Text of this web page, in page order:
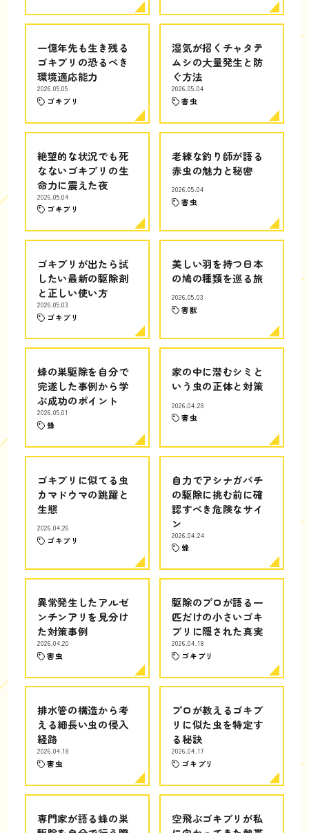
一億年先も生き残る
ゴキブリの恐るべき
環境適応能力
2026.05.05
ゴキブリ
湿気が招くチャタテ
ムシの大量発生と防
ぐ方法
2026.05.04
害虫
絶望的な状況でも死
なないゴキブリの生
命力に震えた夜
2026.05.04
ゴキブリ
老練な釣り師が語る
赤虫の魅力と秘密
2026.05.04
害虫
ゴキブリが出たら試
したい最新の駆除剤
と正しい使い方
2026.05.03
ゴキブリ
美しい羽を持つ日本
の鳩の種類を巡る旅
2026.05.03
害獣
蜂の巣駆除を自分で
完遂した事例から学
ぶ成功のポイント
2026.05.01
蜂
家の中に潜むシミと
いう虫の正体と対策
2026.04.28
害虫
ゴキブリに似てる虫
カマドウマの跳躍と
生態
2026.04.26
ゴキブリ
自力でアシナガバチ
の駆除に挑む前に確
認すべき危険なサイ
ン
2026.04.24
蜂
異常発生したアルゼ
ンチンアリを見分け
た対策事例
2026.04.20
害虫
駆除のプロが語る一
匹だけの小さいゴキ
ブリに隠された真実
2026.04.18
ゴキブリ
排水管の構造から考
える細長い虫の侵入
経路
2026.04.18
害虫
プロが教えるゴキブ
リに似た虫を特定す
る秘訣
2026.04.17
ゴキブリ
専門家が語る蜂の巣
空飛ぶゴキブリが私